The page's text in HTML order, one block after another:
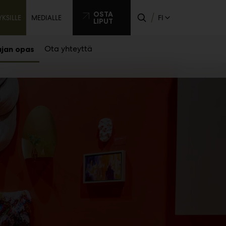
opas Ota yhteyttä
MEDIALLE OSTA
LIPUT FI